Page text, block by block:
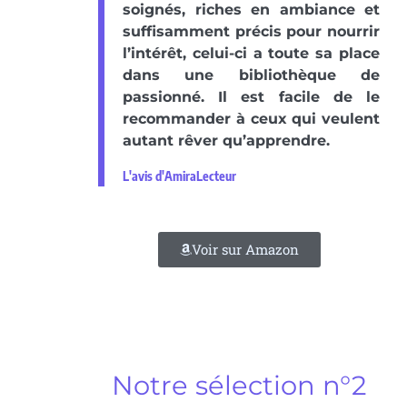
soignés, riches en ambiance et
suffisamment précis pour nourrir
l’intérêt, celui-ci a toute sa place
dans une bibliothèque de
passionné. Il est facile de le
recommander à ceux qui veulent
autant rêver qu’apprendre.
L'avis d'AmiraLecteur
Voir sur Amazon
Notre sélection n°2